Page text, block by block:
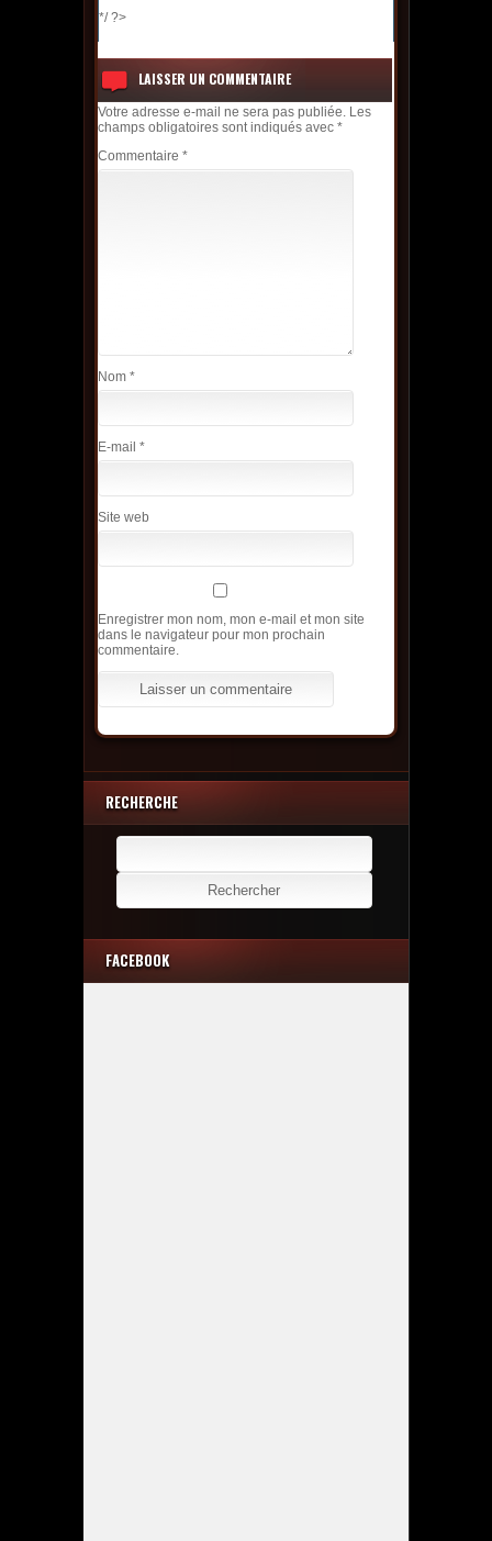
*/ ?>
LAISSER UN COMMENTAIRE
Votre adresse e-mail ne sera pas publiée. Les
champs obligatoires sont indiqués avec *
Commentaire *
Nom *
E-mail *
Site web
Enregistrer mon nom, mon e-mail et mon site
dans le navigateur pour mon prochain
commentaire.
RECHERCHE
Rechercher :
FACEBOOK